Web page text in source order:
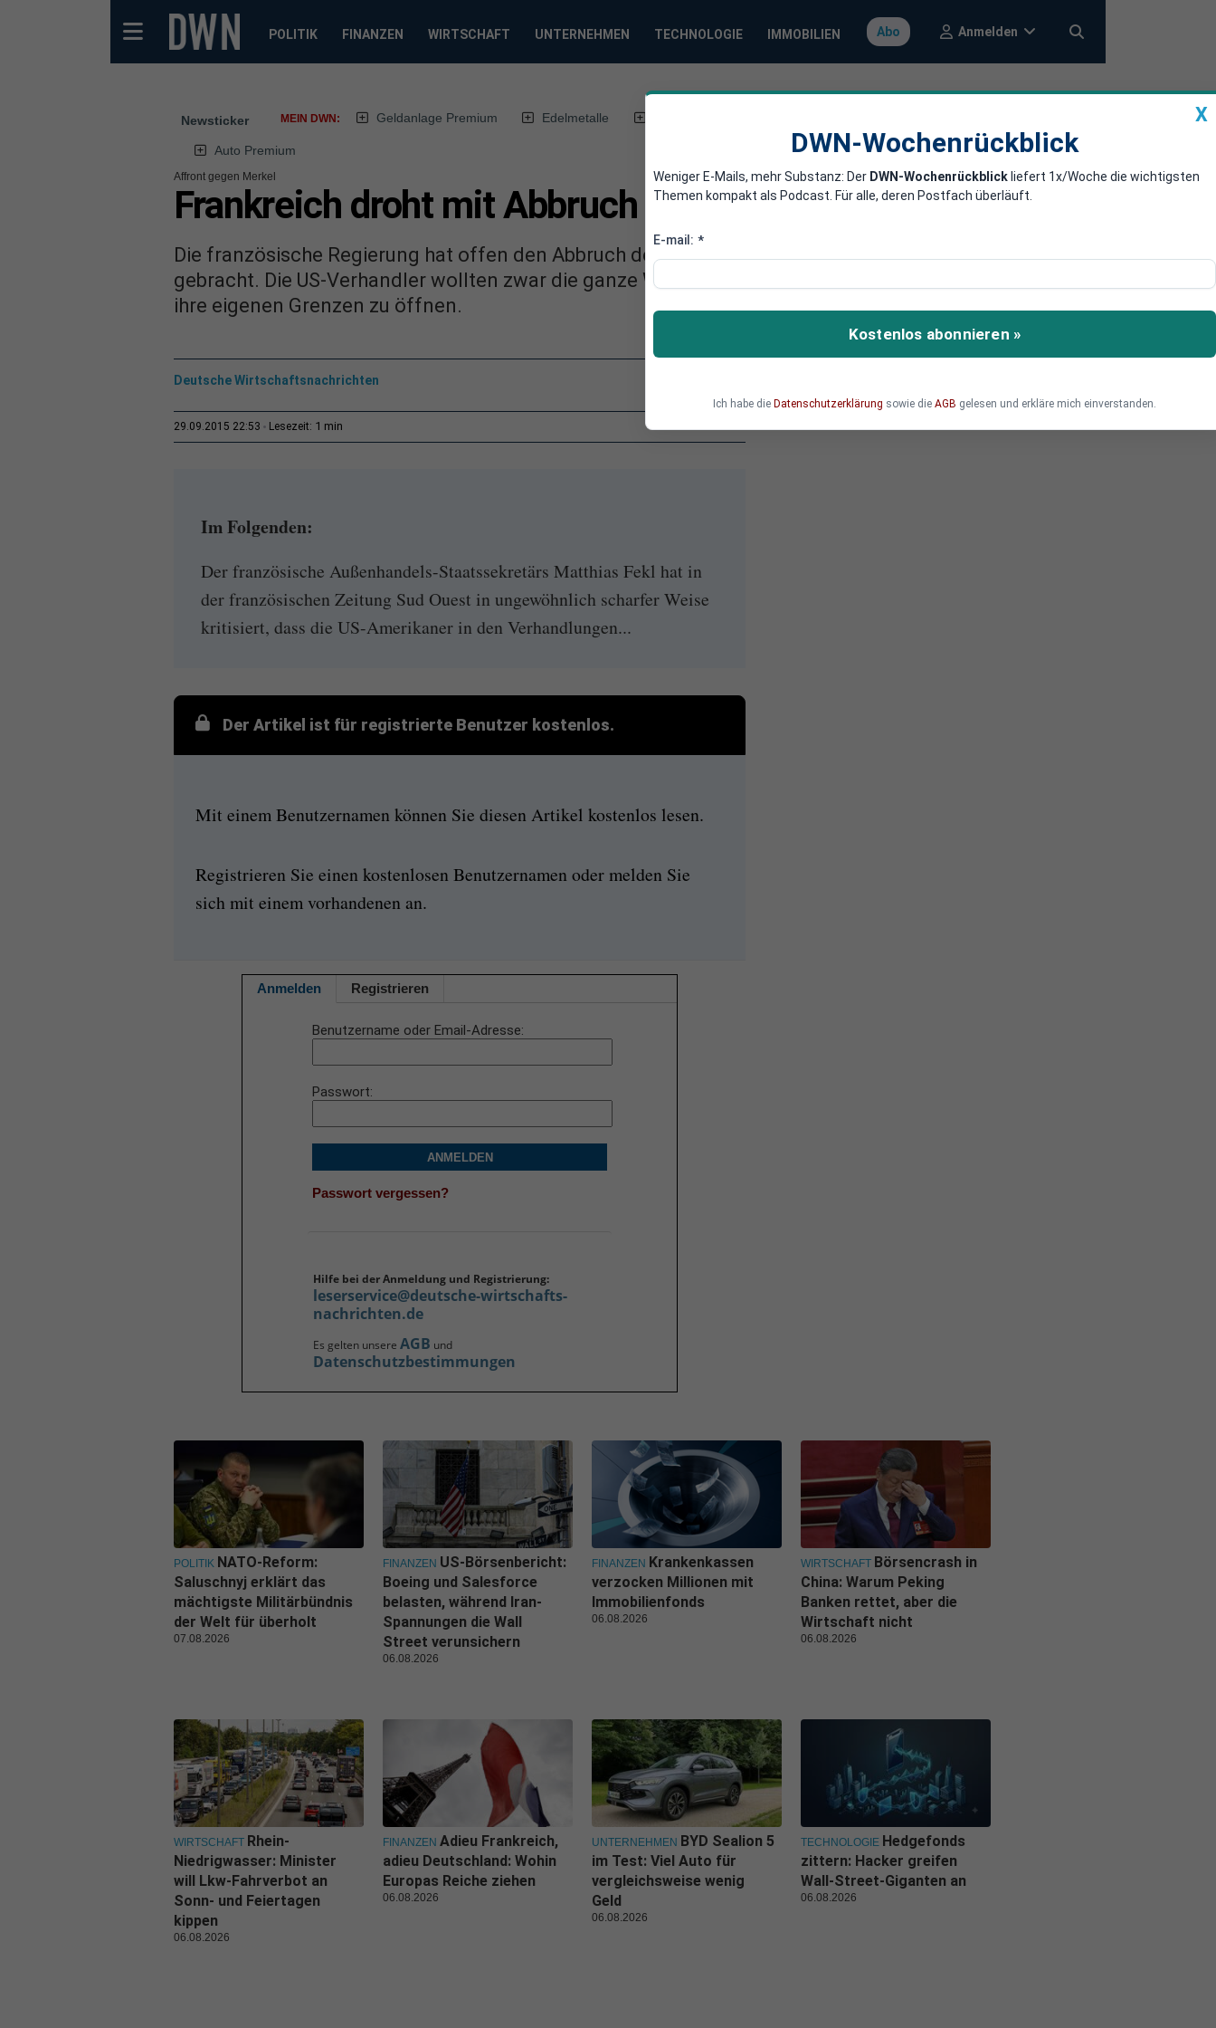
POLITIK FINANZEN WIRTSCHAFT UNTERNEHMEN TECHNOLOGIE IMMOBILIEN Abo Anmelden
Newsticker MEIN DWN: Geldanlage Premium Edelmetalle
Auto Premium
Affront gegen Merkel
Frankreich droht mit Abbruch der TTIP-Verhandlungen
Die französische Regierung hat offen den Abbruch der TTIP-Verhandlungen ins Gespräch
gebracht. Die US-Verhandler wollten zwar die ganze Welt liberalisieren, seien jedoch nicht bereit,
ihre eigenen Grenzen zu öffnen.
Deutsche Wirtschaftsnachrichten
29.09.2015 22:53 Lesezeit: 1 min
Im Folgenden:
Der französische Außenhandels-Staatssekretärs Matthias Fekl hat in
der französischen Zeitung Sud Ouest in ungewöhnlich scharfer Weise
kritisiert, dass die US-Amerikaner in den Verhandlungen...
Der Artikel ist für registrierte Benutzer kostenlos.
Mit einem Benutzernamen können Sie diesen Artikel kostenlos lesen.
Registrieren Sie einen kostenlosen Benutzernamen oder melden Sie
sich mit einem vorhandenen an.
Anmelden Registrieren
Benutzername oder Email-Adresse
Passwort
ANMELDEN
Passwort vergessen?
Hilfe bei der Anmeldung und Registrierung:
leserservice@deutsche-wirtschafts-
nachrichten.de
Es gelten unsere AGB und
Datenschutzbestimmungen
X
DWN-Wochenrückblick
Weniger E-Mails, mehr Substanz: Der DWN-Wochenrückblick liefert 1x/Woche die wichtigsten
Themen kompakt als Podcast. Für alle, deren Postfach überläuft.
E-mail: *
Kostenlos abonnieren »
Ich habe die Datenschutzerklärung sowie die AGB gelesen und erkläre mich einverstanden.
POLITIK NATO-Reform:
Saluschnyj erklärt das
mächtigste Militärbündnis
der Welt für überholt
07.08.2026
FINANZEN US-Börsenbericht:
Boeing und Salesforce
belasten, während Iran-
Spannungen die Wall
Street verunsichern
06.08.2026
FINANZEN Krankenkassen
verzocken Millionen mit
Immobilienfonds
06.08.2026
WIRTSCHAFT Börsencrash in
China: Warum Peking
Banken rettet, aber die
Wirtschaft nicht
06.08.2026
WIRTSCHAFT Rhein-
Niedrigwasser: Minister
will Lkw-Fahrverbot an
Sonn- und Feiertagen
kippen
06.08.2026
FINANZEN Adieu Frankreich,
adieu Deutschland: Wohin
Europas Reiche ziehen
06.08.2026
UNTERNEHMEN BYD Sealion 5
im Test: Viel Auto für
vergleichsweise wenig
Geld
06.08.2026
TECHNOLOGIE Hedgefonds
zittern: Hacker greifen
Wall-Street-Giganten an
06.08.2026